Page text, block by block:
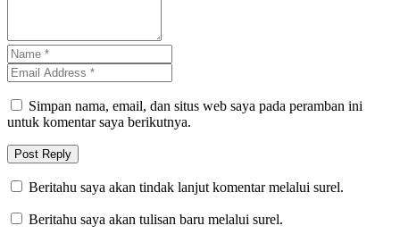
Simpan nama, email, dan situs web saya pada peramban ini
untuk komentar saya berikutnya.
Beritahu saya akan tindak lanjut komentar melalui surel.
Beritahu saya akan tulisan baru melalui surel.